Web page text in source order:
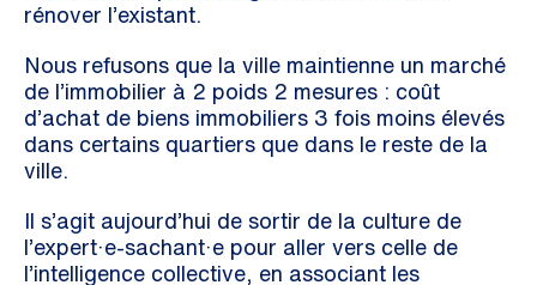
rénover l’existant.
Nous refusons que la ville maintienne un marché
de l’immobilier à 2 poids 2 mesures : coût
d’achat de biens immobiliers 3 fois moins élevés
dans certains quartiers que dans le reste de la
ville.
Il s’agit aujourd’hui de sortir de la culture de
l’expert·e-sachant·e pour aller vers celle de
l’intelligence collective, en associant les